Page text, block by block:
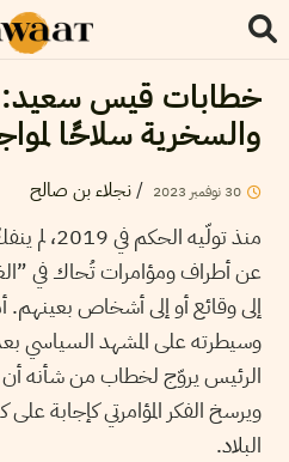
خطابات قيس سعيد:
والسخرية سلاحًا
30 نوفمبر 2023
/نجلاء بن صالح
منذ تولّيه
عن أطراف ومؤامرات تُحاك في
إلى وقائع أو إلى أشخاص بعينهم.
الرئيس يروّج لخطاب من شأنه أن
ويرسخ الفكر المؤامرتي كإجابة
البلاد.